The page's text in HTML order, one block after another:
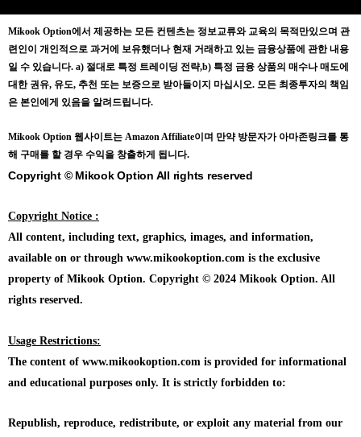
Mikook Option에서 제공하는 모든 컨텐츠는 정보교류와 교육의 목적만있으며 관
련인이 개인적으로 과거에 보유했더나 현재 거래하고 있는 금융상품에 관한 내용
일 수 있습니다. a) 절대로 특정 트레이딩 전략,b) 특정 금융 상품의 매수나 매도에
대한 권유, 유도, 추천 또는 보증으로 받아들이지 마십시오. 모든 최종투자의 책임
은 본인에게 있음을 알려드립니다.
Mikook Option 웹사이트는 Amazon Affiliate이며 만약 방문자가 아마존링크를 통
해 구매를 할 경우 수익을 창출하게 됩니다.
Copyright © Mikook Option All rights reserved
Copyright Notice :
All content, including text, graphics, images, and information,
available on or through www.mikookoption.com is the exclusive
property of Mikook Option. Copyright © 2024 Mikook Option. All
rights reserved.
Usage Restrictions:
The content of www.mikookoption.com is provided for informational
and educational purposes only. It is strictly forbidden to:
Republish, reproduce, redistribute, or exploit any material from our